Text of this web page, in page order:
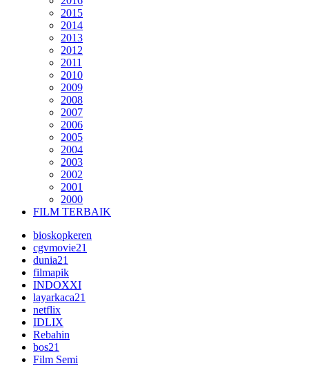
2015
2014
2013
2012
2011
2010
2009
2008
2007
2006
2005
2004
2003
2002
2001
2000
FILM TERBAIK
bioskopkeren
cgvmovie21
dunia21
filmapik
INDOXXI
layarkaca21
netflix
IDLIX
Rebahin
bos21
Film Semi